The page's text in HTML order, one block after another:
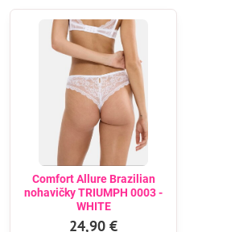
Comfort Allure Brazilian
nohavičky TRIUMPH 0003 -
WHITE
24,90 €